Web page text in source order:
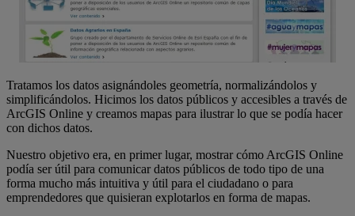
Tratamos los datos asignándoles geometría, normalizándolos y
simplificándolos. Hicimos los datos públicos y accesibles a través de
ArcGIS Online y creamos mapas para ilustrar lo que se podía hacer
con dichos datos.
Nuestro objetivo era, en primer lugar, mostrar cómo ArcGIS Online
podía ser útil para comunicar datos públicos de todo tipo de una
forma mucho más intuitiva y útil para el ciudadano o para
emprendedores que quisieran explotarlos en forma de mapas.